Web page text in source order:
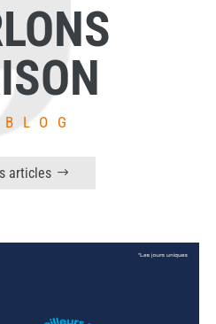
articles